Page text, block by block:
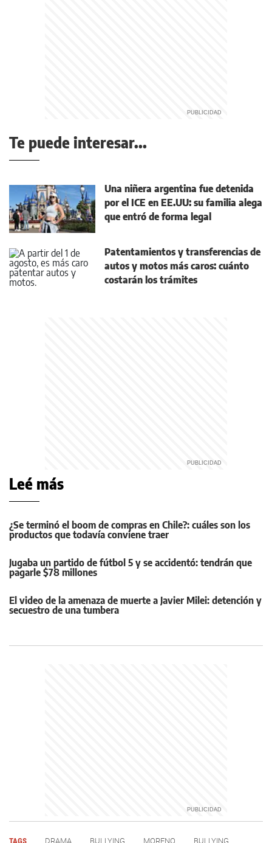
Te puede interesar...
Una niñera argentina fue detenida
por el ICE en EE.UU: su familia alega
que entró de forma legal
Patentamientos y transferencias de
autos y motos más caros: cuánto
costarán los trámites
Leé más
¿Se terminó el boom de compras en Chile?: cuáles son los
productos que todavía conviene traer
Jugaba un partido de fútbol 5 y se accidentó: tendrán que
pagarle $78 millones
El video de la amenaza de muerte a Javier Milei: detención y
secuestro de una tumbera
TAGS DRAMA BULLYING MORENO BULLYING